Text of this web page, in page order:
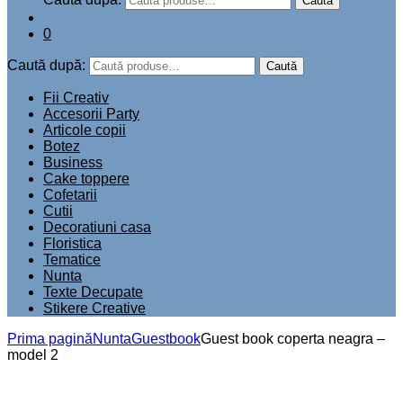
0
Caută după: Caută
Fii Creativ
Accesorii Party
Articole copii
Botez
Business
Cake toppere
Cofetarii
Cutii
Decoratiuni casa
Floristica
Tematice
Nunta
Texte Decupate
Stikere Creative
Prima paginăNuntaGuestbookGuest book coperta neagra –
model 2